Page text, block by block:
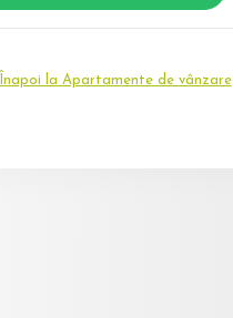
Înapoi la Apartamente de vânzare